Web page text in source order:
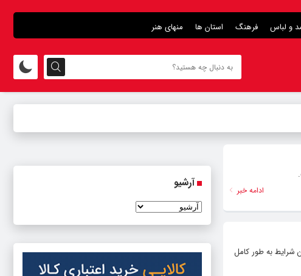
و لباس فرهنگ استان ها منهای هنر
ادامه خبر
شرایط به طور کامل
آرشیو